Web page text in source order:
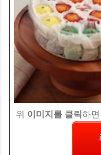
위 이미지를 클릭하